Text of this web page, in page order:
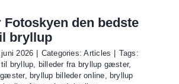
Fotoskyen den bedste
bryllup
2026 Categories:Articles
Tags:
bryllup, billeder fra bryllup gæster,
gæster, bryllup billeder online, bryllup